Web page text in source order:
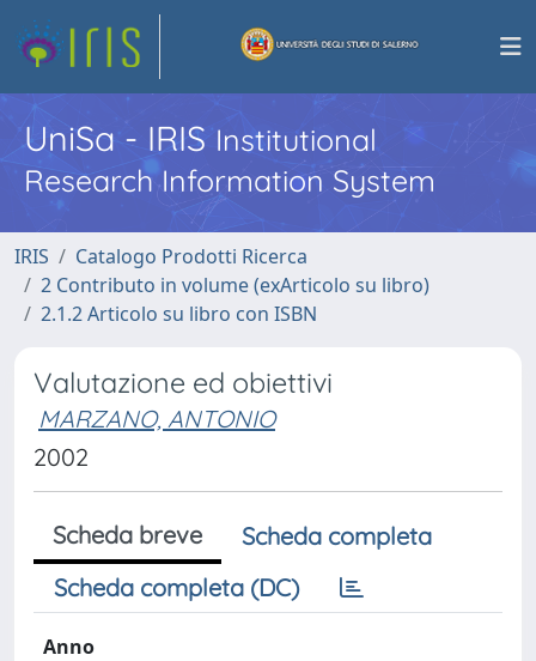
UniSa - IRISInstitutional
Research Information System
IRIS
Catalogo Prodotti Ricerca
2 Contributo in volume (exArticolo su libro)
2.1.2 Articolo su libro con ISBN
Valutazione ed obiettivi
MARZANO, ANTONIO
2002
Scheda breve
Scheda completa
Scheda completa (DC)
Anno